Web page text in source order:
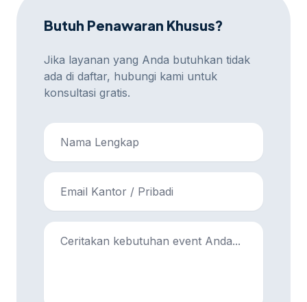
Butuh Penawaran Khusus?
Jika layanan yang Anda butuhkan tidak
ada di daftar, hubungi kami untuk
konsultasi gratis.